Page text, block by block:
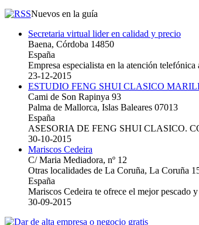
Nuevos en la guía
Secretaria virtual lider en calidad y precio
Baena, Córdoba 14850
España
Empresa especialista en la atención telefónica
23-12-2015
ESTUDIO FENG SHUI CLASICO
Cami de Son Rapinya 93
Palma de Mallorca, Islas Baleares 07013
España
ASESORIA DE FENG SHUI CLASICO.
30-10-2015
Mariscos Cedeira
C/ Maria Mediadora, nº 12
Otras localidades de La Coruña, La Coruña
España
Mariscos Cedeira te ofrece el mejor pescado
30-09-2015